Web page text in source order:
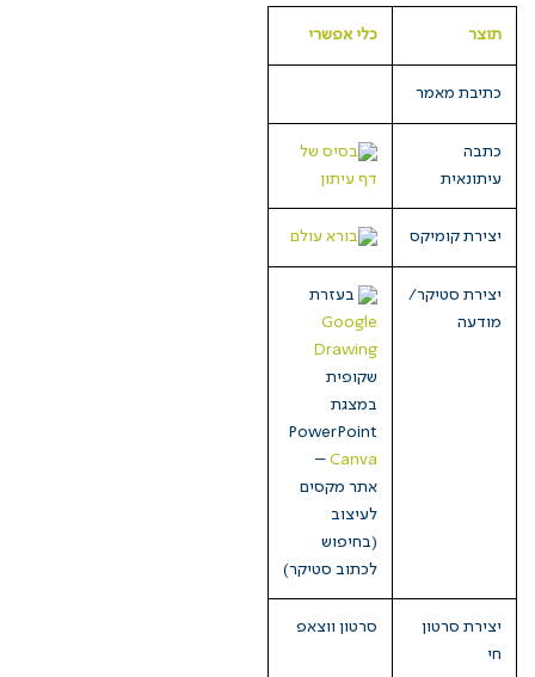
תוצר כלי אפשרי
כתיבת מאמר
כתבה
עיתונאית
בסיס של
דף עיתון
יצירת קומיקס בורא עולם
יצירת סטיקר/
מודעה
בעזרת
Google
Drawing
שקופית
במצגת
PowerPoint
Canva
–
אתר מקסים
לעיצוב
(בחיפוש
לכתוב סטיקר)
יצירת סרטון
חי
סרטון ווצאפ